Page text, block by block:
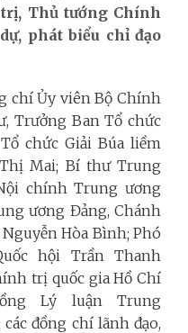
Thủ tướng Chính
phát biểu chỉ đạo
chí Ủy viên Bộ Chính
Trưởng Ban Tổ chức
chức Giải Búa liềm
Mai; Bí thư Trung
chính Trung ương
ương Đảng, Chánh
Hòa Bình; Phó
hội Trần Thanh
trị quốc gia Hồ Chí
Lý luận Trung
đồng chí lãnh đạo,